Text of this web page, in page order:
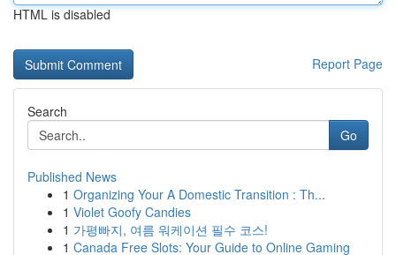
HTML is disabled
Report Page
Search
Go
Published News
1 Organizing Your A Domestic Transition : Th...
1 Violet Goofy Candies
1 가평빠지, 여름 워케이션 필수 코스!
1 Canada Free Slots: Your Guide to Online Gaming